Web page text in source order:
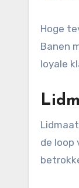
Hoge
Banen
loyale
de loop